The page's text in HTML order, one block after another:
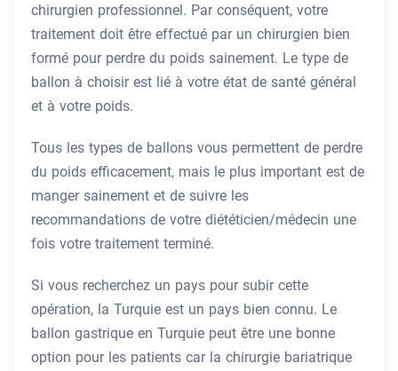
chirurgien professionnel. Par conséquent, votre
traitement doit être effectué par un chirurgien bien
formé pour perdre du poids sainement. Le type de
ballon à choisir est lié à votre état de santé général
et à votre poids.
Tous les types de ballons vous permettent de perdre
du poids efficacement, mais le plus important est de
manger sainement et de suivre les
recommandations de votre diététicien/médecin une
fois votre traitement terminé.
Si vous recherchez un pays pour subir cette
opération, la Turquie est un pays bien connu. Le
ballon gastrique en Turquie peut être une bonne
option pour les patients car la chirurgie bariatrique